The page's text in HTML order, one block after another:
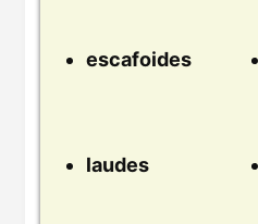
escafoides
laudes